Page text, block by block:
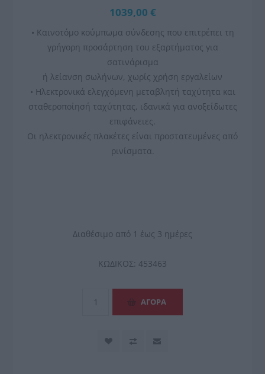
1039,00 €
• Καινοτόμο κούμπωμα σύνδεσης που επιτρέπει τη
γρήγορη προσάρτηση του εξαρτήματος για
σατινάρισμα
ή λείανση σωλήνων, χωρίς χρήση εργαλείων
• Ηλεκτρονικά ελεγχόμενη μεταβλητή ταχύτητα και
σταθεροποίησή ταχύτητας, ιδανικά για ανοξείδωτες
επιφάνειες.
Οι ηλεκτρονικές πλακέτες είναι προστατευμένες από
ρινίσματα.
Διαθέσιμο από 1 έως 3 ημέρες
ΚΩΔΙΚΟΣ: 453463